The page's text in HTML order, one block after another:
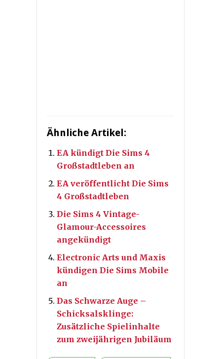
Ähnliche Artikel:
EA kündigt Die Sims 4
Großstadtleben an
EA veröffentlicht Die Sims
4 Großstadtleben
Die Sims 4 Vintage-
Glamour-Accessoires
angekündigt
Electronic Arts und Maxis
kündigen Die Sims Mobile
an
Das Schwarze Auge –
Schicksalsklinge:
Zusätzliche Spielinhalte
zum zweijährigen Jubiläum